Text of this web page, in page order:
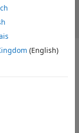
(English)